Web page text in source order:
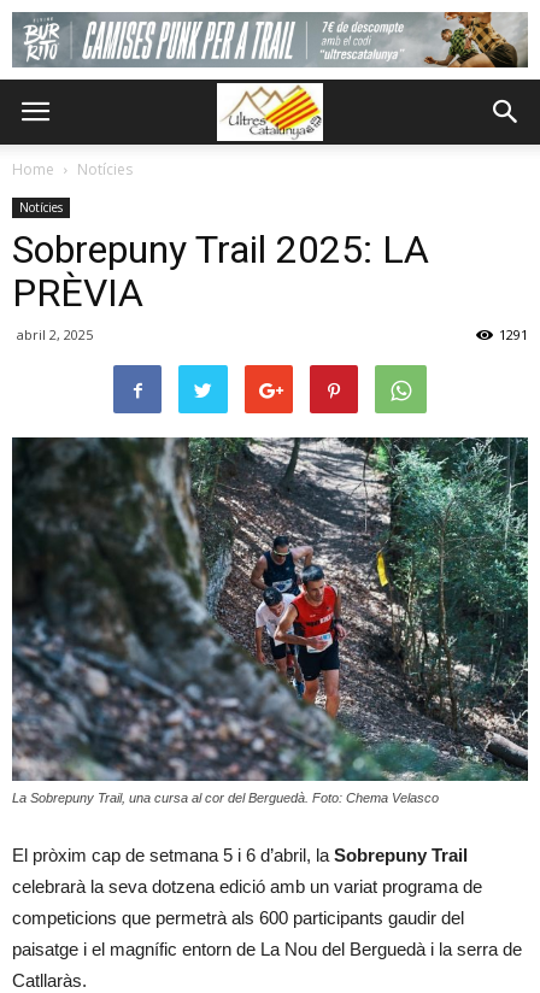
Home Notícies
Notícies
Sobrepuny Trail 2025: LA
PRÈVIA
abril 2, 2025 1291
La Sobrepuny Trail, una cursa al cor del Berguedà. Foto: Chema Velasco
El pròxim cap de setmana 5 i 6 d’abril, la Sobrepuny Trail
celebrarà la seva dotzena edició amb un variat programa de
competicions que permetrà als 600 participants gaudir del
paisatge i el magnífic entorn de La Nou del Berguedà i la serra de
Catllaràs.